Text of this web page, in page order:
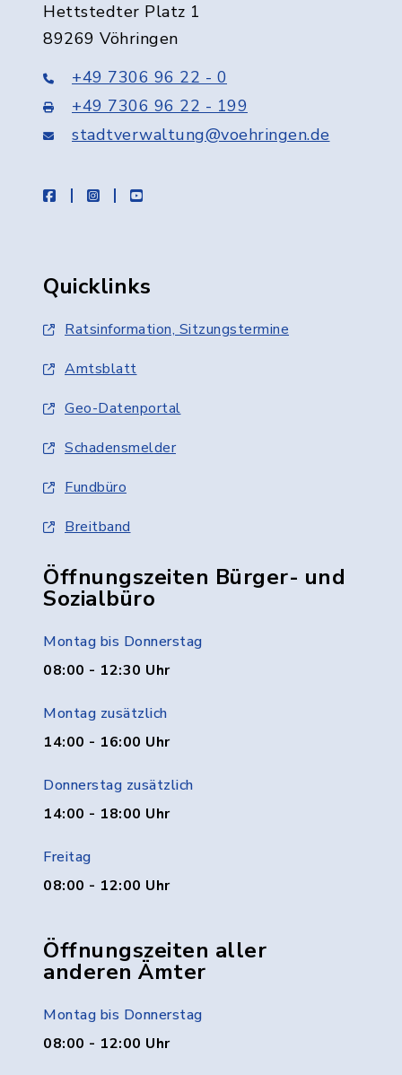
Hettstedter Platz 1
89269 Vöhringen
+49 7306 96 22 - 0
+49 7306 96 22 - 199
stadtverwaltung@voehringen.de
facebookinstagramyoutube
Quicklinks
Ratsinformation, Sitzungstermine
Amtsblatt
Geo-Datenportal
Schadensmelder
Fundbüro
Breitband
Öffnungszeiten Bürger- und
Sozialbüro
Montag bis Donnerstag
08:00 - 12:30 Uhr
Montag zusätzlich
14:00 - 16:00 Uhr
Donnerstag zusätzlich
14:00 - 18:00 Uhr
Freitag
08:00 - 12:00 Uhr
Öffnungszeiten aller
anderen Ämter
Montag bis Donnerstag
08:00 - 12:00 Uhr